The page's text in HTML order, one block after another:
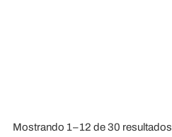
Mostrando 1–12 de 30 resultados